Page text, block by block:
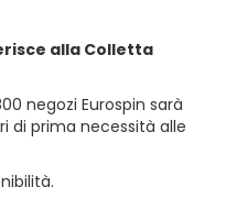
alla Colletta
negozi Eurospin sarà
di prima necessità alle